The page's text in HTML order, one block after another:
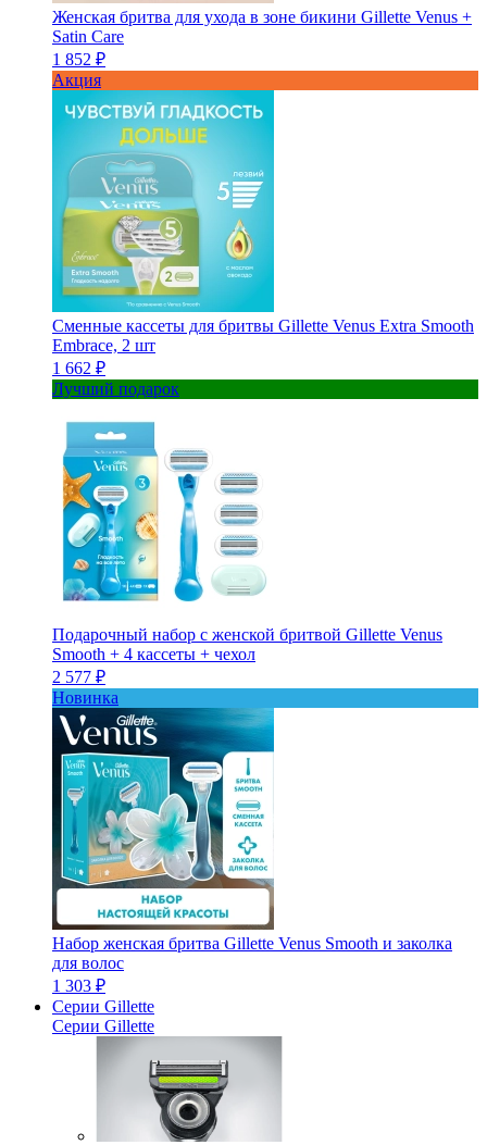
Женская бритва для ухода в зоне бикини Gillette Venus +
Satin Care
1 852 ₽
Акция
Сменные кассеты для бритвы Gillette Venus Extra Smooth
Embrace, 2 шт
1 662 ₽
Лучший подарок
Подарочный набор с женской бритвой Gillette Venus
Smooth + 4 кассеты + чехол
2 577 ₽
Новинка
Набор женская бритва Gillette Venus Smooth и заколка
для волос
1 303 ₽
Серии Gillette
Серии Gillette